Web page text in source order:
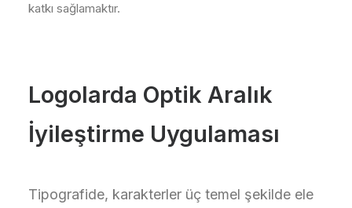
katkı sağlamaktır.
Logolarda Optik Aralık
İyileştirme Uygulaması
Tipografide, karakterler üç temel şekilde ele